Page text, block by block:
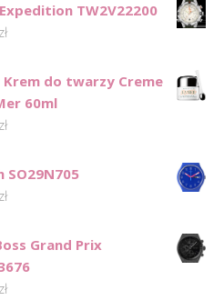
TW2V22200
zł
Krem do twarzy Creme
60ml
zł
SO29N705
zł
Grand Prix
zł